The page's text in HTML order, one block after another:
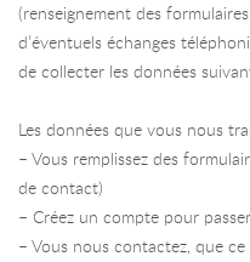
(renseignement des
d’éventuels échanges
de collecter les données
Les données que vous nous
– Vous remplissez des
de contact)
– Créez un compte pour
– Vous nous contactez, que